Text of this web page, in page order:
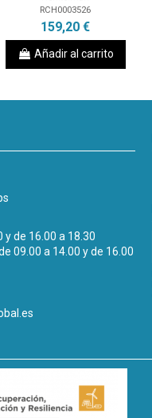
RCH0003526
159,20 €
Añadir al carrito
y de 16.00 a 18.30
09.00 a 14.00 y de 16.00